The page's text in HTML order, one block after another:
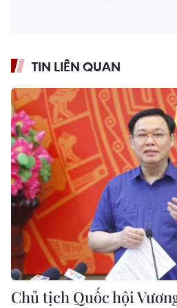
TIN LIÊN QUAN
Chủ tịch Quốc hội